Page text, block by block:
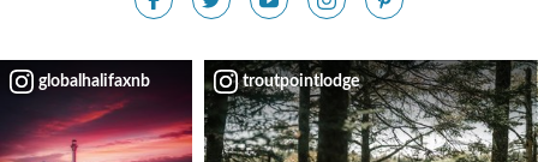
globalhalifaxnb troutpointlodge